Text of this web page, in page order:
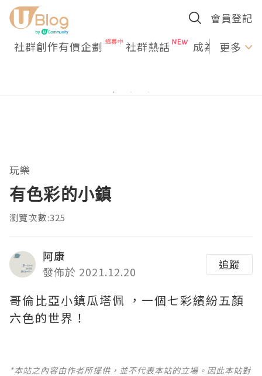
會員登記
社群創作有價企劃 社群熱話 成為U更多
玩樂
有色彩的小鎮
瀏覽次數:325
阿康
發佈於 2021.12.20
追蹤
哥倫比亞小鎮瓜塔佩 ，一個七彩繽紛五顏
六色的世界！ ​​​​
*本站之內容由作者所提供，並不代表本站的立場。因此本站對